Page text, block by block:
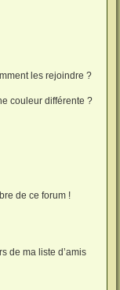
les rejoindre ?
couleur différente ?
de ce forum !
de ma liste d’amis